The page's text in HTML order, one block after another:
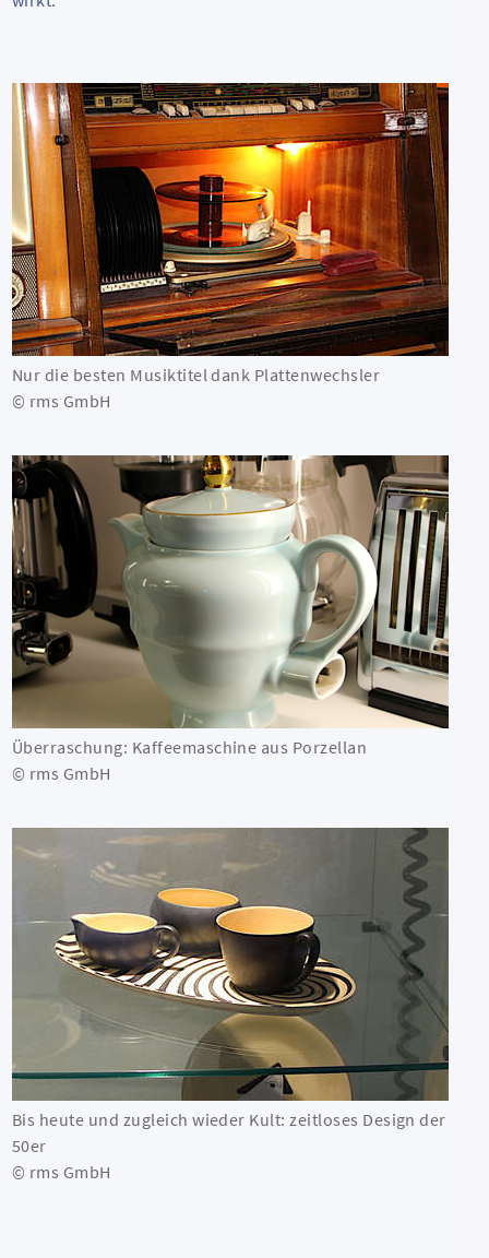
Nur die besten Musiktitel dank Plattenwechsler
© rms GmbH
Überraschung: Kaffeemaschine aus Porzellan
© rms GmbH
Bis heute und zugleich wieder Kult: zeitloses Design der
50er
© rms GmbH